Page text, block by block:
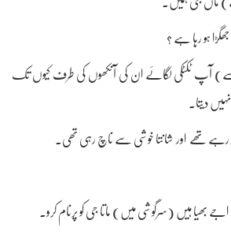
ہو رہا ہے ؟
آپ ٹکٹکی لگائے ان کی آنکھوں کی طرف کیوں تک
دیتا۔
رہے تھے اور شانتا خوشی سے ناچ رہی تھی۔
بھیا ہیں (سرگوشی میں) ماتا جی کو پرنام کرو۔